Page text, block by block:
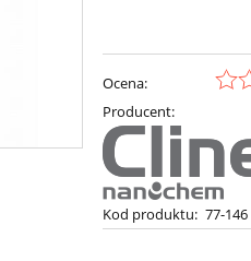
Ocena:
Producent:
Kod produktu: 77-146